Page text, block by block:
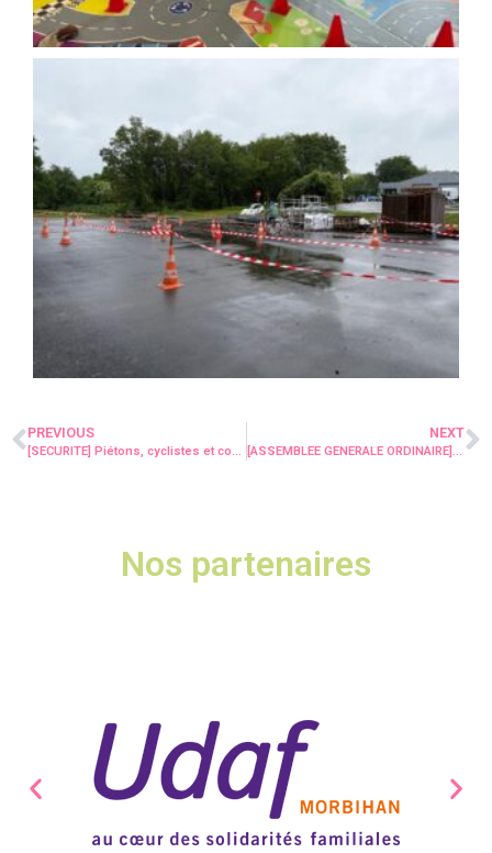
PREVIOUS
[SECURITE] Piétons, cyclistes et conducteurs : tous concernés par la sécurité routière !
NEXT
[ASSEMBLEE GENERALE ORDINAIRE] Elle aura lieu le samedi 13/06/2026!
Nos partenaires